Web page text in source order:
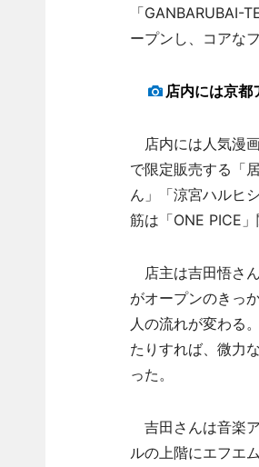
「GANBARUBAI-
ープンし、コアな
店内には京都
店内には人気漫
で限定販売する「
ん」「涼宮ハルヒ
筋は「ONE PICE」
店主は吉田悟さ
がオープンのきっ
人の流れが変わる
たりすれば、微力
った。
吉田さんは音楽
ルの上階にエフエ